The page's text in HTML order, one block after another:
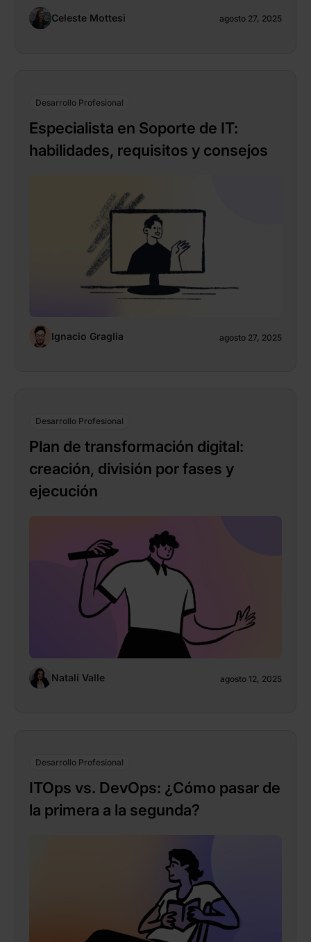
Celeste Mottesi agosto 27, 2025
Desarrollo Profesional
Especialista en Soporte de IT:
habilidades, requisitos y consejos
Ignacio Graglia agosto 27, 2025
Desarrollo Profesional
Plan de transformación digital:
creación, división por fases y
ejecución
Natalí Valle agosto 12, 2025
Desarrollo Profesional
ITOps vs. DevOps: ¿Cómo pasar de
la primera a la segunda?